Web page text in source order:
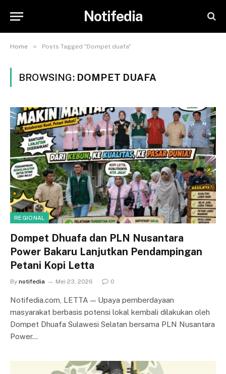
Notifedia
Home » Posts Tagged "Dompet duafa"
BROWSING: DOMPET DUAFA
REGIONAL
Dompet Dhuafa dan PLN Nusantara
Power Bakaru Lanjutkan Pendampingan
Petani Kopi Letta
By notifedia Mei 23, 2026 0
Notifedia.com, LETTA — Upaya pemberdayaan
masyarakat berbasis potensi lokal kembali dilakukan oleh
Dompet Dhuafa Sulawesi Selatan bersama PLN Nusantara
Power…